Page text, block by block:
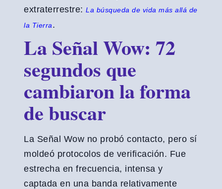
extraterrestre: La búsqueda de vida más allá de
la Tierra.
La Señal Wow: 72
segundos que
cambiaron la forma
de buscar
La Señal Wow no probó contacto, pero sí
moldeó protocolos de verificación. Fue
estrecha en frecuencia, intensa y
captada en una banda relativamente